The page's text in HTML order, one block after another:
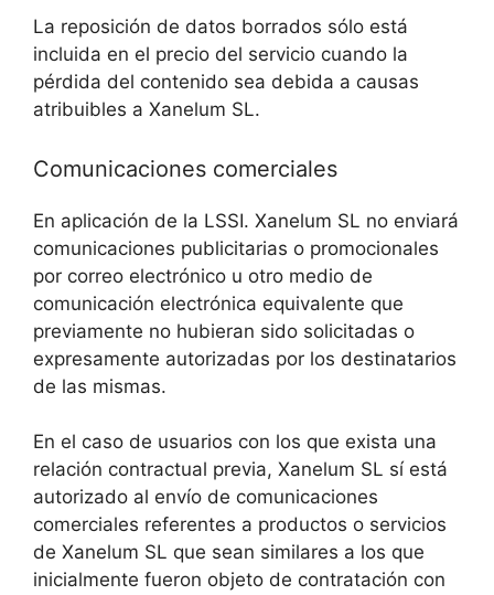
La reposición de datos borrados sólo está
incluida en el precio del servicio cuando la
pérdida del contenido sea debida a causas
atribuibles a Xanelum SL.
Comunicaciones comerciales
En aplicación de la LSSI. Xanelum SL no enviará
comunicaciones publicitarias o promocionales
por correo electrónico u otro medio de
comunicación electrónica equivalente que
previamente no hubieran sido solicitadas o
expresamente autorizadas por los destinatarios
de las mismas.
En el caso de usuarios con los que exista una
relación contractual previa, Xanelum SL sí está
autorizado al envío de comunicaciones
comerciales referentes a productos o servicios
de Xanelum SL que sean similares a los que
inicialmente fueron objeto de contratación con